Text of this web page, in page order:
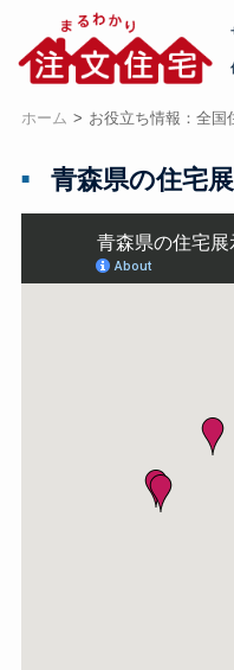
ホーム お役立ち情報：全国
青森県の住宅